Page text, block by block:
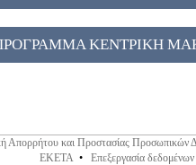
ΚΕΝΤΡΙΚΗ
Απορρήτου και Προστασίας Προσωπικών
ΕΚΕΤΑ • Επεξεργασία